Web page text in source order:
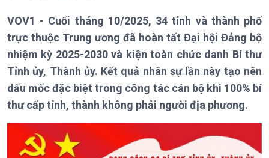
Thời sự 18h
Thời sự 21h30
Bản tin
Chuyên mục
Theo dòng Thời sự
VOV1 - Cuối tháng 10/2025, 34 tỉnh và thành phố
trực thuộc Trung ương đã hoàn tất Đại hội Đảng bộ
nhiệm kỳ 2025-2030 và kiện toàn chức danh Bí thư
Tỉnh ủy, Thành ủy. Kết quả nhân sự lần này tạo nên
dấu mốc đặc biệt trong công tác cán bộ khi 100% bí
thư cấp tỉnh, thành không phải người địa phương.